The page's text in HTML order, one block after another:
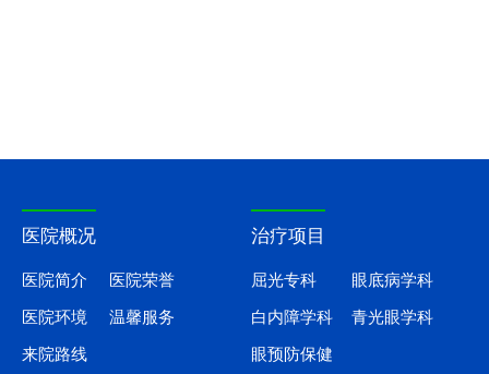
医院概况
医院简介 医院荣誉
医院环境 温馨服务
来院路线
治疗项目
屈光专科 眼底病学科
白内障学科 青光眼学科
眼预防保健